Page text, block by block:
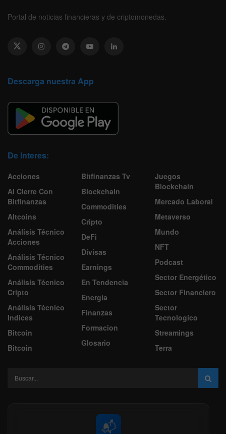
Portal de noticias financieras y de criptomonedas.
Descarga nuestra App
De Interes:
Acciones
Al Cierre Con
Bitfinanzas
Altcoins
Análisis Técnico
Acciones
Análisis Técnico
Commodities
Análisis Técnico
Cripto
Análisis Técnico
Indices
Bitcoin
Bitcoin
Bitfinanzas Tv
Blockchain
Commodities
Cripto
DeFi
Divisas
Earnings
En Tendencia
Energía
Finanzas
Formacion
Glosario
Juegos
Blockchain
Mercado Laboral
Metaverso
Mundo
NFT
Podcast
Sector Energético
Sector Financiero
Sector
Tecnologico
Streamings
Terra
📬